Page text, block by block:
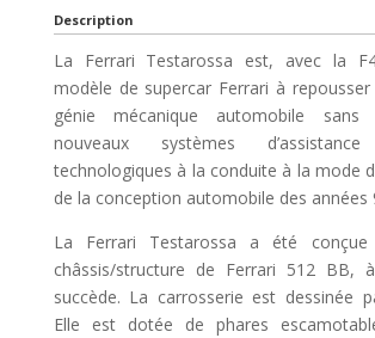
Description
La Ferrari Testarossa est, avec la
modèle de supercar Ferrari à
génie mécanique automobile sans
nouveaux systèmes
technologiques à la conduite à la mode
de la conception automobile des années
La Ferrari Testarossa a été
châssis/structure de Ferrari 512 BB,
succède. La carrosserie est dessinée
Elle est dotée de phares